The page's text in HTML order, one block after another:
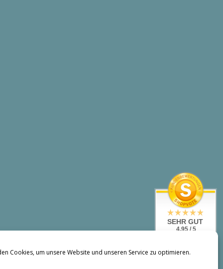
Cookies, um unsere Website und unseren Service zu optimieren.
SEHR GUT
4.95 / 5
Bewertungen
bei: shopvote.de